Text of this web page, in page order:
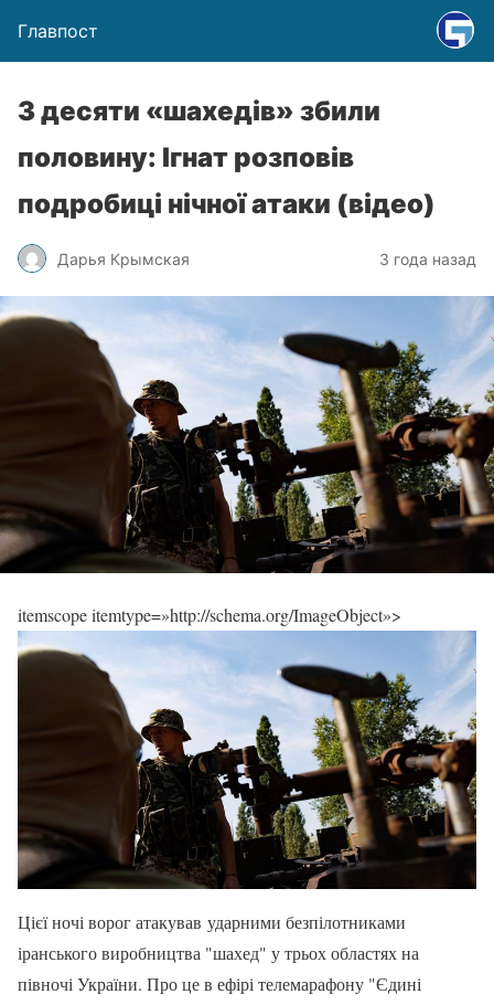
Главпост
З десяти «шахедів» збили
половину: Ігнат розповів
подробиці нічної атаки (відео)
Дарья Крымская 3 года назад
itemscope itemtype=»http://schema.org/ImageObject»>
Цієї ночі ворог атакував ударними безпілотниками
іранського виробництва "шахед" у трьох областях на
півночі України. Про це в ефірі телемарафону "Єдині